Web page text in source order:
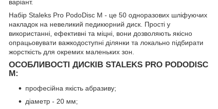
варіант.
Набір Staleks Pro PodoDisc M - це 50 одноразових шліфуючих
накладок на невеликий педикюрний диск. Прості у
використанні, ефективні та міцні, вони дозволяють якісно
опрацьовувати важкодоступні ділянки та локально підбирати
жорсткість для окремих маленьких зон.
ОСОБЛИВОСТІ ДИСКІВ STALEKS PRO PODODISC
M:
професійна якість абразиву;
діаметр - 20 мм;